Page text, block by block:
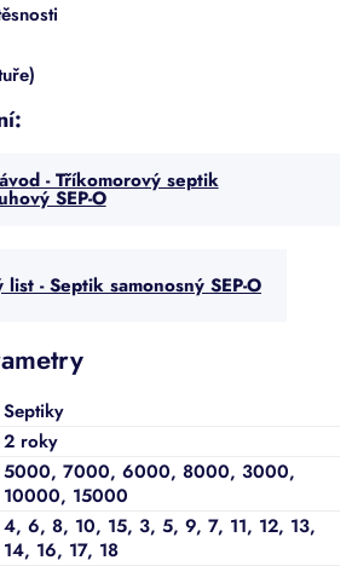
- Tříkomorový septik
SEP-O
list - Septik samonosný SEP-O
Septiky
2 roky
5000, 7000, 6000, 8000, 3000,
10000, 15000
4, 6, 8, 10, 15, 3, 5, 9, 7, 11, 12, 13,
14, 16, 17, 18